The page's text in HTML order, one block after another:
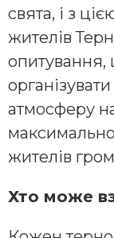
свята, і з
жителів
атмосферу
жителів
Хто може